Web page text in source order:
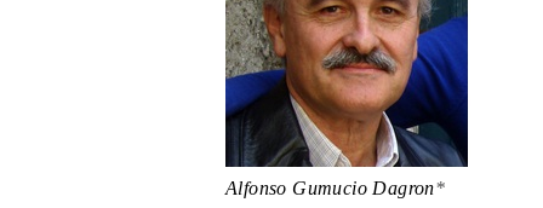
Alfonso Gumucio Dagron*